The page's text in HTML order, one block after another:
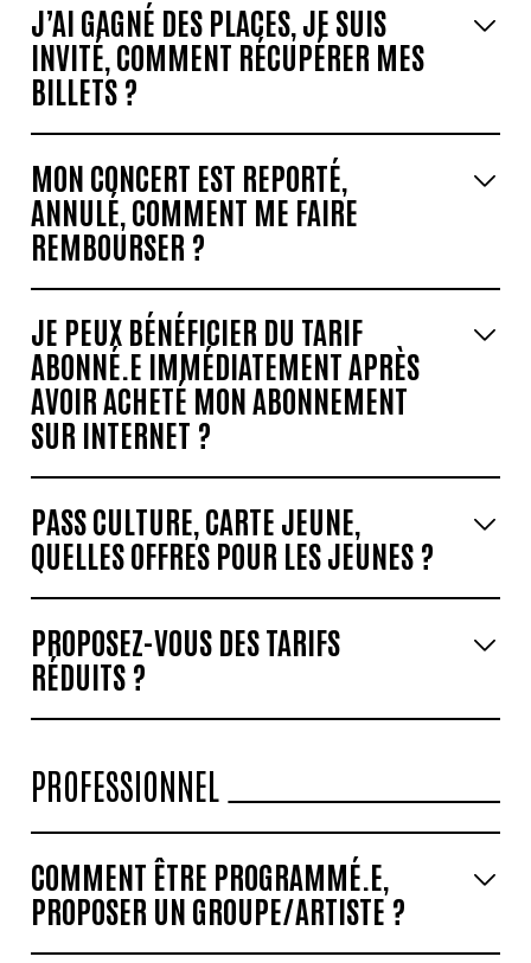
J’AI GAGNÉ DES PLACES, JE SUIS
INVITÉ, COMMENT RÉCUPÉRER MES
BILLETS ?
MON CONCERT EST REPORTÉ,
ANNULÉ, COMMENT ME FAIRE
REMBOURSER ?
JE PEUX BÉNÉFICIER DU TARIF
ABONNÉ.E IMMÉDIATEMENT APRÈS
AVOIR ACHETÉ MON ABONNEMENT
SUR INTERNET ?
PASS CULTURE, CARTE JEUNE,
QUELLES OFFRES POUR LES JEUNES ?
PROPOSEZ-VOUS DES TARIFS
RÉDUITS ?
PROFESSIONNEL
COMMENT ÊTRE PROGRAMMÉ.E,
PROPOSER UN GROUPE/ARTISTE ?